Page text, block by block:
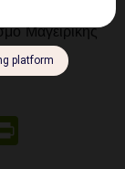
Ελλάδος
Μαγειρικής
[…]